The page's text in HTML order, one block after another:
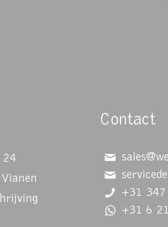
24
Contact
+31
+31 6